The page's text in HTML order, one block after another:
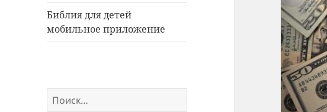
Библия для детей
мобильное приложение
Найти: